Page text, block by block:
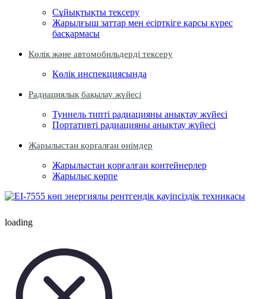
Сұйықтықты тексеру
Жарылғыш заттар мен есірткіге қарсы күрес
басқармасы
Көлік және автомобильдерді тексеру
Көлік инспекциясында
Радиациялық бақылау жүйесі
Туннель типті радиацияны анықтау жүйесі
Портативті радиацияны анықтау жүйесі
Жарылыстан қорғалған өнімдер
Жарылыстан қорғалған контейнерлер
Жарылыс көрпе
loading